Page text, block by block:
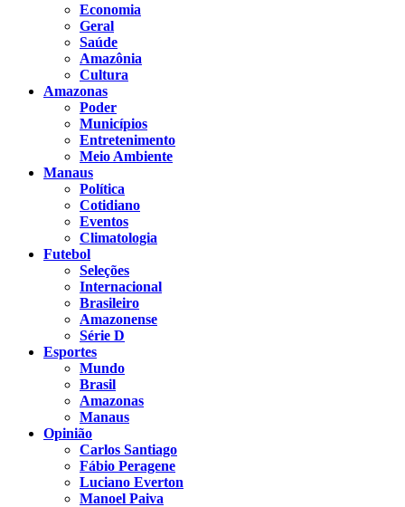
Economia
Geral
Saúde
Amazônia
Cultura
Amazonas
Poder
Municípios
Entretenimento
Meio Ambiente
Manaus
Política
Cotidiano
Eventos
Climatologia
Futebol
Seleções
Internacional
Brasileiro
Amazonense
Série D
Esportes
Mundo
Brasil
Amazonas
Manaus
Opinião
Carlos Santiago
Fábio Peragene
Luciano Everton
Manoel Paiva